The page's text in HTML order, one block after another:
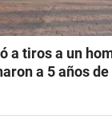
a tiros a un
a 5 años